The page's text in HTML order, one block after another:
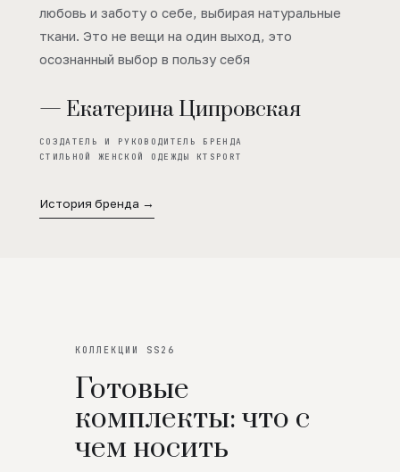
любовь и заботу о себе, выбирая натуральные
ткани. Это не вещи на один выход, это
осознанный выбор в пользу себя
— Екатерина Ципровская
СОЗДАТЕЛЬ И РУКОВОДИТЕЛЬ БРЕНДА
СТИЛЬНОЙ ЖЕНСКОЙ ОДЕЖДЫ KTSPORT
История бренда →
КОЛЛЕКЦИИ SS26
Готовые
комплекты: что с
чем носить